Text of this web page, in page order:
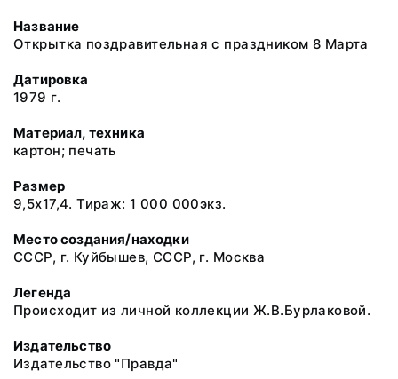
Название
Открытка поздравительная с праздником 8 Марта
Датировка
1979 г.
Материал, техника
картон; печать
Размер
9,5х17,4. Тираж: 1 000 000экз.
Место создания/находки
СССР, г. Куйбышев, СССР, г. Москва
Легенда
Происходит из личной коллекции Ж.В.Бурлаковой.
Издательство
Издательство "Правда"